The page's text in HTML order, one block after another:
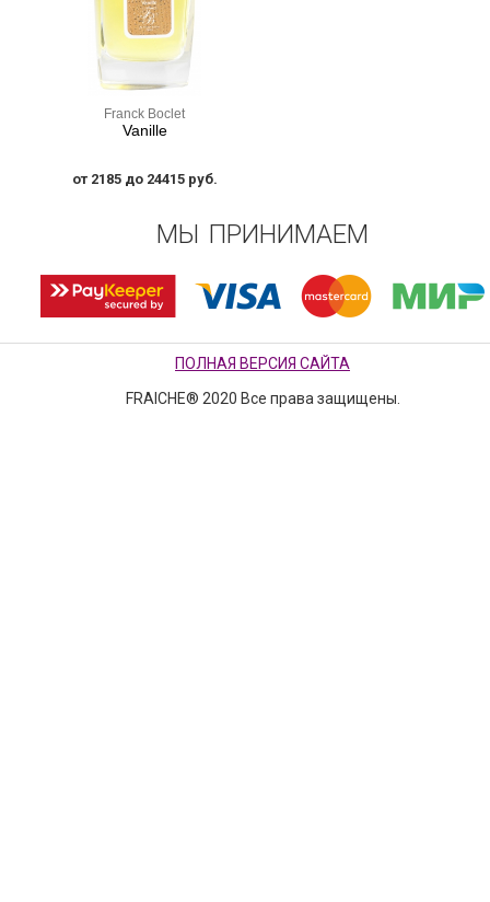
Franck Boclet
Vanille
от 2185 до 24415 руб.
МЫ ПРИНИМАЕМ
ПОЛНАЯ ВЕРСИЯ САЙТА
FRAICHE® 2020 Все права защищены.